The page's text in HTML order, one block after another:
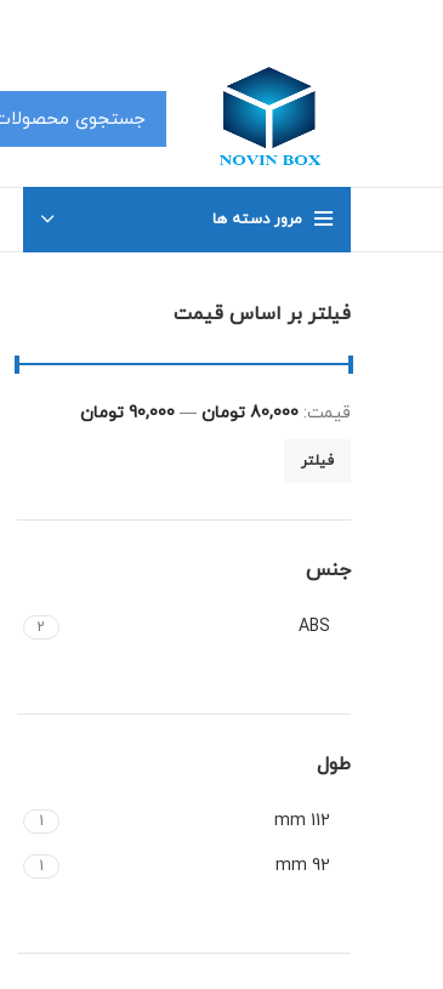
مرور دسته ها
فیلتر بر اساس قیمت
فیلتر
قیمت: 80,000 تومان — 90,000 تومان
جنس
ABS
2
طول
112 mm
1
92 mm
1